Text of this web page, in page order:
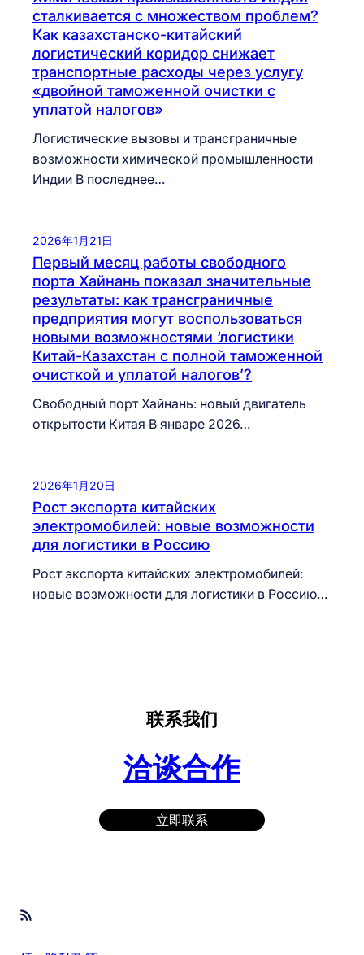
сталкивается с множеством проблем?
Как казахстанско-китайский
логистический коридор снижает
транспортные расходы через услугу
«двойной таможенной очистки с
уплатой налогов»
Логистические вызовы и трансграничные
возможности химической промышленности
Индии В последнее…
2026年1月21日
Первый месяц работы свободного
порта Хайнань показал значительные
результаты: как трансграничные
предприятия могут воспользоваться
новыми возможностями ‘логистики
Китай-Казахстан с полной таможенной
очисткой и уплатой налогов’?
Свободный порт Хайнань: новый двигатель
открытости Китая В январе 2026…
2026年1月20日
Рост экспорта китайских
электромобилей: новые возможности
для логистики в Россию
Рост экспорта китайских электромобилей:
новые возможности для логистики в Россию…
联系我们
洽谈合作
立即联系
RSS Feed